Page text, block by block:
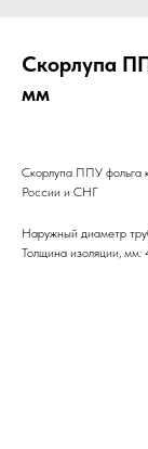
Скорлупа
мм
Скорлупа ППУ фольга
России и СНГ
Наружный диаметр
Толщина изоляции, мм: